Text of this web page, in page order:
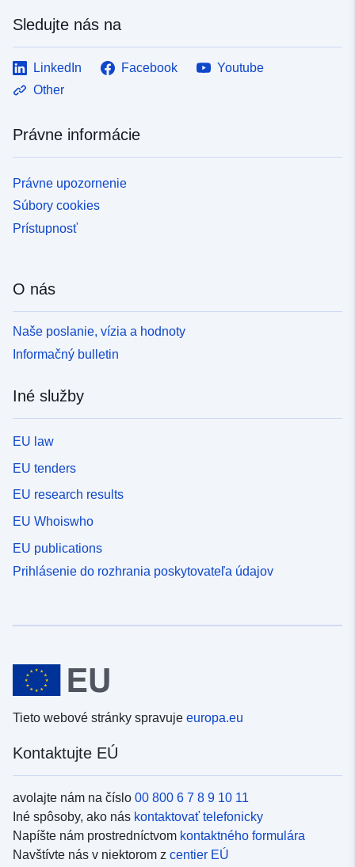
Sledujte nás na
LinkedIn Facebook
Youtube
Other
Právne informácie
Právne upozornenie
Súbory cookies
Prístupnosť
O nás
Naše poslanie, vízia a hodnoty
Informačný bulletin
Iné služby
EU law
EU tenders
EU research results
EU Whoiswho
EU publications
Prihlásenie do rozhrania poskytovateľa údajov
Tieto webové stránky spravuje europa.eu
Kontaktujte EÚ
avolajte nám na číslo 00 800 6 7 8 9 10 11
Iné spôsoby, ako nás kontaktovať telefonicky
Napíšte nám prostredníctvom kontaktného formulára
Navštívte nás v niektorom z centier EÚ